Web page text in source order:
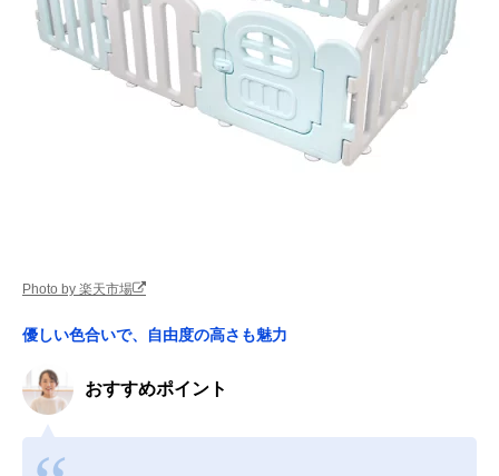
Photo by 楽天市場
優しい色合いで、自由度の高さも魅力
おすすめポイント